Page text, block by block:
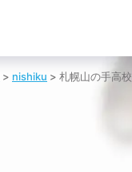
> nishiku > 札幌山の手高校